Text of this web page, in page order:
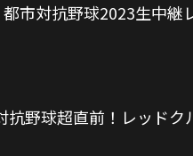
市対抗野球2023生中継
野球超直前！レッドク